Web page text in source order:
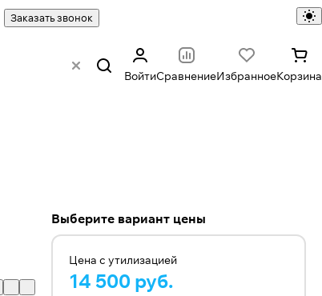
Заказать звонок
ВойтиСравнениеИзбранноеКорзина
Выберите вариант цены
Цена с утилизацией
14 500 руб.